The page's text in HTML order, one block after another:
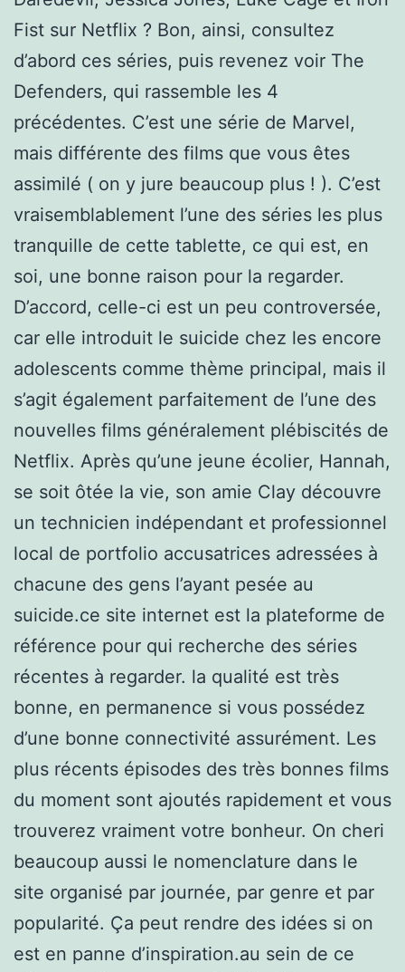
Fist sur Netflix ? Bon, ainsi, consultez
d’abord ces séries, puis revenez voir The
Defenders, qui rassemble les 4
précédentes. C’est une série de Marvel,
mais différente des films que vous êtes
assimilé ( on y jure beaucoup plus ! ). C’est
vraisemblablement l’une des séries les plus
tranquille de cette tablette, ce qui est, en
soi, une bonne raison pour la regarder.
D’accord, celle-ci est un peu controversée,
car elle introduit le suicide chez les encore
adolescents comme thème principal, mais il
s’agit également parfaitement de l’une des
nouvelles films généralement plébiscités de
Netflix. Après qu’une jeune écolier, Hannah,
se soit ôtée la vie, son amie Clay découvre
un technicien indépendant et professionnel
local de portfolio accusatrices adressées à
chacune des gens l’ayant pesée au
suicide.ce site internet est la plateforme de
référence pour qui recherche des séries
récentes à regarder. la qualité est très
bonne, en permanence si vous possédez
d’une bonne connectivité assurément. Les
plus récents épisodes des très bonnes films
du moment sont ajoutés rapidement et vous
trouverez vraiment votre bonheur. On cheri
beaucoup aussi le nomenclature dans le
site organisé par journée, par genre et par
popularité. Ça peut rendre des idées si on
est en panne d’inspiration.au sein de ce